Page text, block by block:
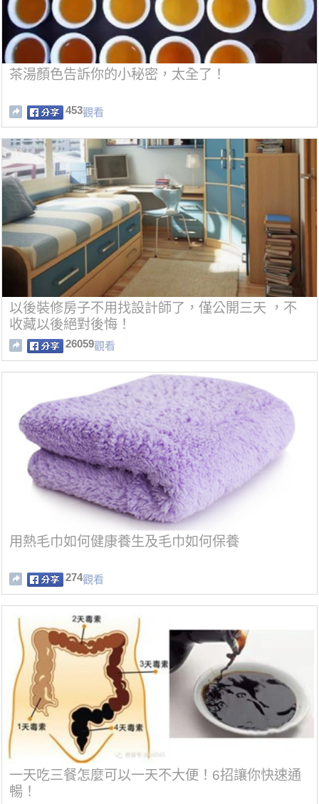
茶湯顏色告訴你的小秘密，太全了！
453觀看
以後裝修房子不用找設計師了，僅公開三天 ，不
收藏以後絕對後悔！
26059觀看
用熱毛巾如何健康養生及毛巾如何保養
274觀看
一天吃三餐怎麼可以一天不大便！6招讓你快速通
暢！